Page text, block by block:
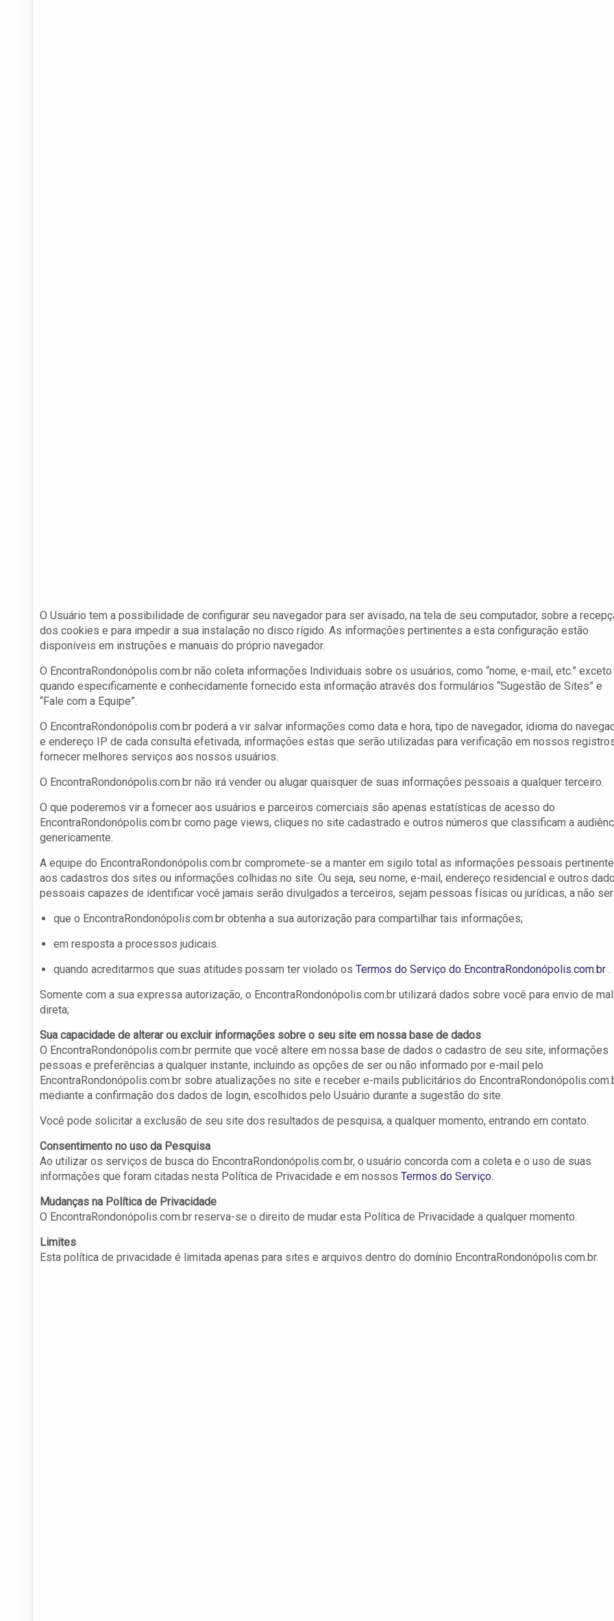
O Usuário tem a possibilidade de configurar seu navegador para ser avisado, na tela de seu computador, sobre a
dos cookies e para impedir a sua instalação no disco rígido. As informações pertinentes a esta configuração estão
disponíveis em instruções e manuais do próprio navegador.
O EncontraRondonópolis.com.br não coleta informações Individuais sobre os usuários, como “nome, e-mail, etc.” exceto
quando especificamente e conhecidamente fornecido esta informação através dos formulários “Sugestão de Sites” e
“Fale com a Equipe”.
O EncontraRondonópolis.com.br poderá a vir salvar informações como data e hora, tipo de navegador, idioma do
e endereço IP de cada consulta efetivada, informações estas que serão utilizadas para verificação em nossos
fornecer melhores serviços aos nossos usuários.
O EncontraRondonópolis.com.br não irá vender ou alugar quaisquer de suas informações pessoais a qualquer terceiro.
O que poderemos vir a fornecer aos usuários e parceiros comerciais são apenas estatísticas de acesso do
EncontraRondonópolis.com.br como page views, cliques no site cadastrado e outros números que classificam a
genericamente.
A equipe do EncontraRondonópolis.com.br compromete-se a manter em sigilo total as informações pessoais
aos cadastros dos sites ou informações colhidas no site. Ou seja, seu nome, e-mail, endereço residencial e outros
pessoais capazes de identificar você jamais serão divulgados a terceiros, sejam pessoas físicas ou jurídicas, a não
que o EncontraRondonópolis.com.br obtenha a sua autorização para compartilhar tais informações;
em resposta a processos judicais.
quando acreditarmos que suas atitudes possam ter violado os Termos do Serviço do EncontraRondonópolis.com.br .
Somente com a sua expressa autorização, o EncontraRondonópolis.com.br utilizará dados sobre você para envio de
direta;
Sua capacidade de alterar ou excluir informações sobre o seu site em nossa base de dados
O EncontraRondonópolis.com.br permite que você altere em nossa base de dados o cadastro de seu site, informações
pessoas e preferências a qualquer instante, incluindo as opções de ser ou não informado por e-mail pelo
EncontraRondonópolis.com.br sobre atualizações no site e receber e-mails publicitários do
mediante a confirmação dos dados de login, escolhidos pelo Usuário durante a sugestão do site.
Você pode solicitar a exclusão de seu site dos resultados de pesquisa, a qualquer momento, entrando em contato.
Consentimento no uso da Pesquisa
Ao utilizar os serviços de busca do EncontraRondonópolis.com.br, o usuário concorda com a coleta e o uso de suas
informações que foram citadas nesta Política de Privacidade e em nossos Termos do Serviço.
Mudanças na Política de Privacidade
O EncontraRondonópolis.com.br reserva-se o direito de mudar esta Política de Privacidade a qualquer momento.
Limites
Esta política de privacidade é limitada apenas para sites e arquivos dentro do domínio EncontraRondonópolis.com.br.